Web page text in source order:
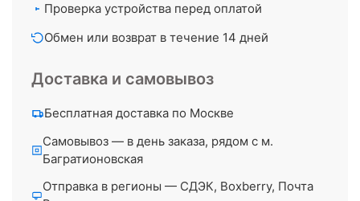
Проверка устройства перед оплатой
Обмен или возврат в течение 14 дней
Доставка и самовывоз
Бесплатная доставка по Москве
Самовывоз — в день заказа, рядом с м.
Багратионовская
Отправка в регионы — СДЭК, Boxberry, Почта